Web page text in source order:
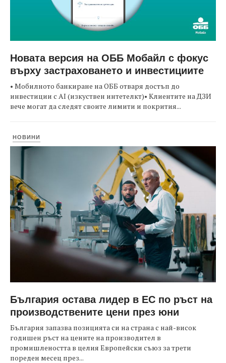
Новата версия на ОББ Мобайл с фокус
върху застраховането и инвестициите
• Мобилното банкиране на ОББ отваря достъп до
инвестиции с AI (изкуствен интетелкт)• Клиентите на ДЗИ
вече могат да следят своите лимити и покрития...
НОВИНИ
България остава лидер в ЕС по ръст на
производствените цени през юни
България запазва позицията си на страна с най-висок
годишен ръст на цените на производител в
промишлеността в целия Европейски съюз за трети
пореден месец през...